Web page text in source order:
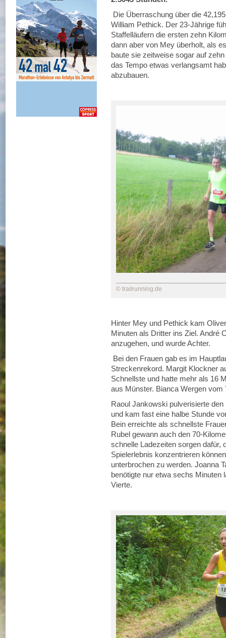
Die Überraschung über die
William Pethick. Der 23-Jährige
Staffelläufern die ersten zehn
dann aber von Mey überholt, als
baute sie zeitweise sogar auf
das Tempo etwas verlangsamt
abzubauen.
© trailrunning.de
Hinter Mey und Pethick kam
Minuten als Dritter ins Ziel. André
anzugehen, und wurde Achter.
Bei den Frauen gab es im
Streckenrekord. Margit Klockner
Schnellste und hatte mehr als 16
aus Münster. Bianca Wergen
Raoul Jankowski pulverisierte
und kam fast eine halbe Stunde
Bein erreichte als schnellste
Rubel gewann auch den 70-
schnelle Ladezeiten sorgen dafür,
Spielerlebnis konzentrieren
unterbrochen zu werden. Joanna
benötigte nur etwa sechs Minuten
Vierte.